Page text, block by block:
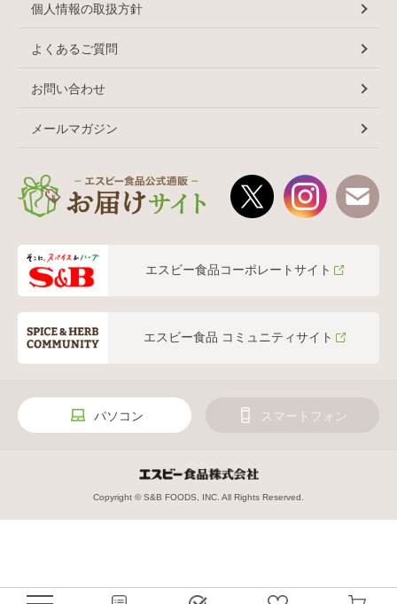
個人情報の取扱方針
よくあるご質問
お問い合わせ
メールマガジン
エスビー食品コーポレートサイト
エスビー食品 コミュニティサイト
パソコン スマートフォン
Copyright © S&B FOODS, INC. All Rights Reserved.